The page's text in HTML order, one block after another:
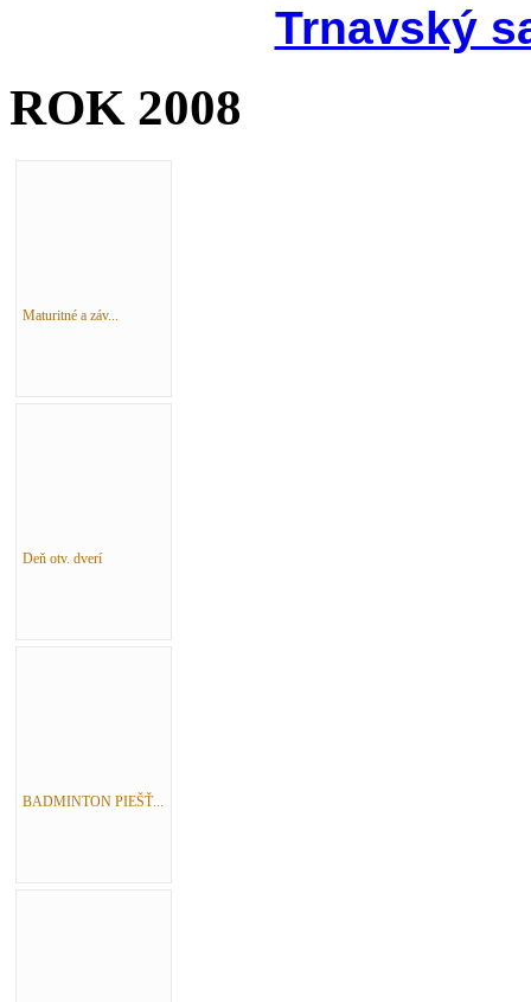
Trnavský
ROK 2008
Maturitné a záv...
Deň otv. dverí
BADMINTON PIEŠŤ...